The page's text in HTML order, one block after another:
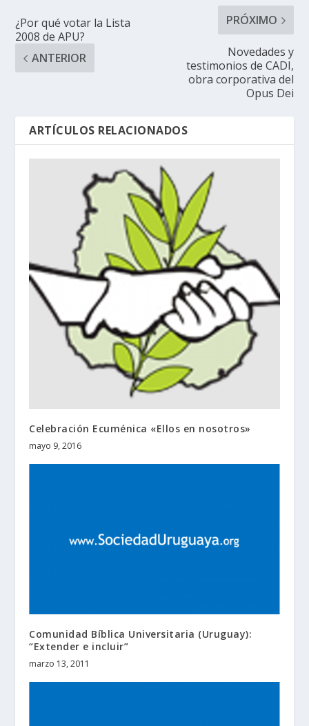
¿Por qué votar la Lista
2008 de APU?
ANTERIOR
PRÓXIMO
Novedades y
testimonios de CADI,
obra corporativa del
Opus Dei
ARTÍCULOS RELACIONADOS
Celebración Ecuménica «Ellos en nosotros»
mayo 9, 2016
Comunidad Bíblica Universitaria (Uruguay):
“Extender e incluir”
marzo 13, 2011